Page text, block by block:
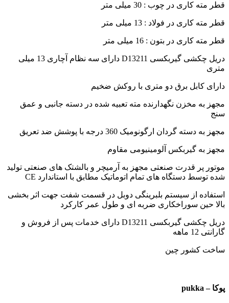
قطر مته کاری در چوب : 30 میلی متر
قطر مته کاری در فولاد : 13 میلی متر
قطر مته کاری در بتون : 16 میلی متر
دریل چکشی گیربکسی D13211 دارای سه نظام آچاری 13 میلی
متری
دارای کابل برق دو متری با روکش ضخیم
مجهز به مخزن نگهدارنده مته تعبیه شده در دسته جانبی و عمق
سنج
مجهز به دسته گردان ارگونومیک 360 درجه با پوشش ضد تعریق
مجهز به گیربکس آلومینیومی مقاوم
موتور پر قدرت صنعتی مجهز به آرمیچر و بالشتک های صنعتی تولید
شده توسط دستگاه های تمام اتوماتیک مطابق با استاندارد CE
استفاده از سیستم بلبرینگی دوبل در قسمت شفت جهت اثر بخشی
بالا حین سوراخکاری ضربه ای و طول عمر کارکرد
دریل چکشی گیربکسی D13211 دارای خدمات پس از فروش و
گارانتی 12 ماهه
ساخت کشور چین
پوکا – pukka